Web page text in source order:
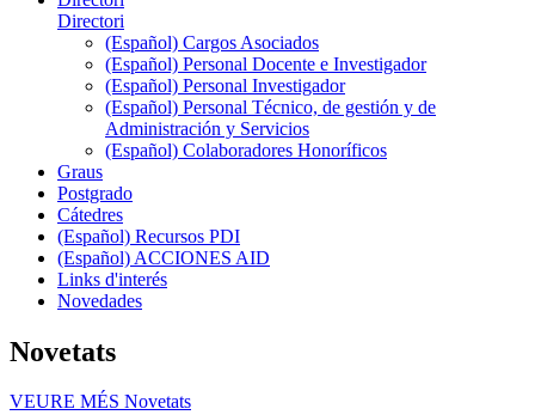
Directori
(Español) Cargos Asociados
(Español) Personal Docente e Investigador
(Español) Personal Investigador
(Español) Personal Técnico, de gestión y de
Administración y Servicios
(Español) Colaboradores Honoríficos
Graus
Postgrado
Cátedres
(Español) Recursos PDI
(Español) ACCIONES AID
Links d'interés
Novedades
Novetats
VEURE MÉS Novetats